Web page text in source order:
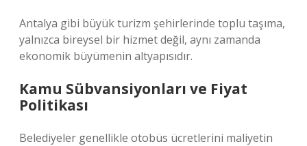
Antalya gibi büyük turizm şehirlerinde toplu taşıma,
yalnızca bireysel bir hizmet değil, aynı zamanda
ekonomik büyümenin altyapısıdır.
Kamu Sübvansiyonları ve Fiyat
Politikası
Belediyeler genellikle otobüs ücretlerini maliyetin